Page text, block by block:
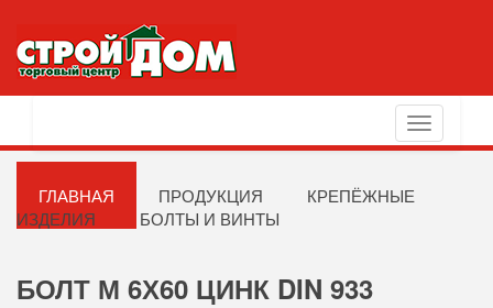
Toggle
navigation
ГЛАВНАЯ ПРОДУКЦИЯ
КРЕПЁЖНЫЕ
ИЗДЕЛИЯ
БОЛТЫ И ВИНТЫ
БОЛТ М 6Х60 ЦИНК DIN 933